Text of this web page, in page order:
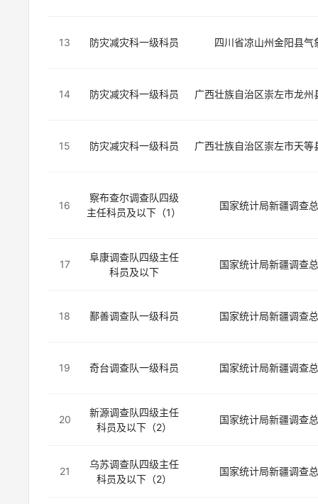
13 防灾减灾科一级科员 四川省凉山州金阳县气
14 防灾减灾科一级科员 广西壮族自治区崇左市龙州
15 防灾减灾科一级科员 广西壮族自治区崇左市天等
16
察布查尔调查队四级
主任科员及以下（1）
国家统计局新疆调查
17
阜康调查队四级主任
科员及以下
国家统计局新疆调查
18 鄯善调查队一级科员 国家统计局新疆调查
19 奇台调查队一级科员 国家统计局新疆调查
20
新源调查队四级主任
科员及以下（2）
国家统计局新疆调查
21
乌苏调查队四级主任
科员及以下（2）
国家统计局新疆调查